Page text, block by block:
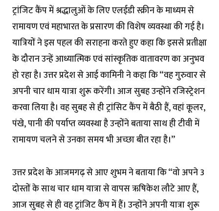
ट्रांजिट कैंप में श्रद्धालुओं के लिए एलईडी स्क्रीन के माध्यम से
रामायण एवं महाभारत के प्रसारण की विशेष व्यवस्था की गई है।
यात्रियों ने इस पहल की सराहना करते हुए कहा कि इससे प्रतीक्षा
के दौरान उन्हें आध्यात्मिक एवं सांस्कृतिक वातावरण का अनुभव
हो रहा है। उत्तर प्रदेश से आई कामिनी ने कहा कि “वह गुरुवार से
अपनी चार धाम यात्रा शुरू करेंगी। आज सुबह उन्होंने रजिस्ट्रेशन
करवा लिया है। वह सुबह से ही ट्रांसिट कैंप में बैठी हैं, वहां कूलर,
पंखे, पानी की पर्याप्त व्यवस्था है उन्होंने बताया साथ ही टीवी में
रामायण चलने से उनका समय भी अच्छा बीत रहा है।”
उत्तर प्रदेश के आजमगढ़ से आए शुभम ने बताया कि “वो अपने 3
दोस्तों के साथ चार धाम यात्रा से वापस ऋषिकेश लौटे आए हैं,
आज सुबह से ही वह ट्रांजिट कैंप में हैं। उन्होंने अपनी यात्रा शुरू